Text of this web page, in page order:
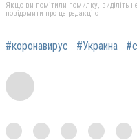
Якщо ви помітили помилку, виділіть
повідомити про це редакцію
#коронавирус #Украина